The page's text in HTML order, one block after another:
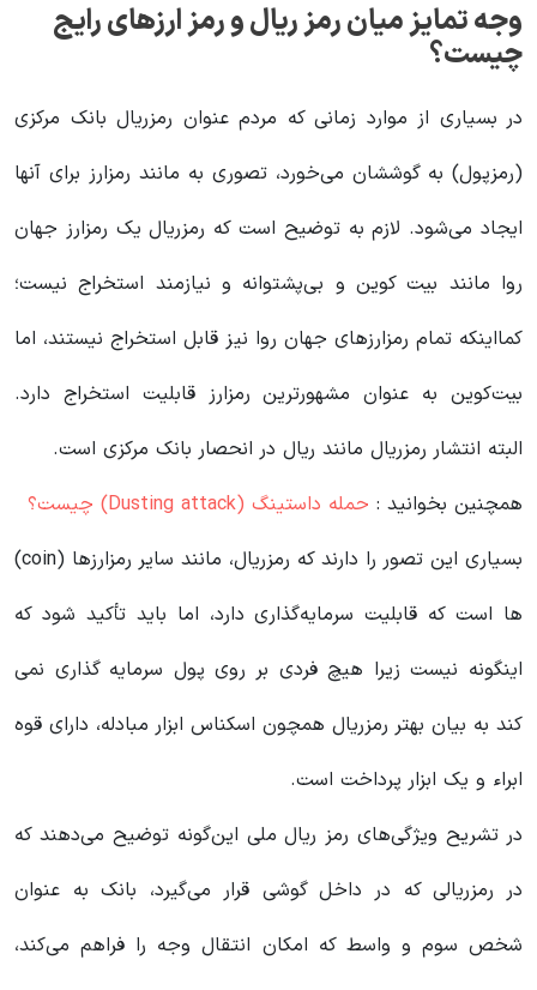
وجه تمایز میان رمز ریال و رمز ارزهای رایج
چیست؟
در بسیاری از موارد زمانی که مردم عنوان رمزریال بانک مرکزی
(رمزپول) به گوششان می‌خورد، تصوری به مانند رمزارز برای آنها
ایجاد می‌شود. لازم به توضیح است که رمزریال یک رمزارز جهان
روا مانند بیت کوین و بی‌پشتوانه و نیازمند استخراج نیست؛
کمااینکه تمام رمزارزهای جهان روا نیز قابل استخراج نیستند، اما
بیت‌کوین به عنوان مشهورترین رمزارز قابلیت استخراج دارد.
البته انتشار رمزریال مانند ریال در انحصار بانک مرکزی است.
همچنین بخوانید : حمله داستینگ (Dusting attack) چیست؟
بسیاری این تصور را دارند که رمزریال، مانند سایر رمزارزها (coin)
ها است که قابلیت سرمایه‌گذاری دارد، اما باید تأکید شود که
اینگونه نیست زیرا هیچ فردی بر روی پول سرمایه گذاری نمی
کند به بیان بهتر رمزریال همچون اسکناس ابزار مبادله، دارای قوه
ابراء و یک ابزار پرداخت است.
در تشریح ویژگی‌های رمز ریال ملی این‌گونه توضیح می‌دهند که
در رمزریالی که در داخل گوشی قرار می‌گیرد، بانک به عنوان
شخص سوم و واسط که امکان انتقال وجه را فراهم می‌کند،